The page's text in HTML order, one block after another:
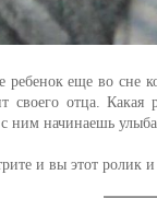
ребенок еще во сне
своего отца. Какая
с ним начинаешь
и вы этот ролик